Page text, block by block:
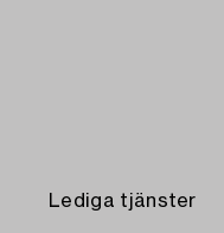
Lediga tjänster